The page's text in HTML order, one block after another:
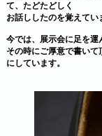
て、たどたどしく
お話ししたのを覚えてい
今では、展示会に足を運
その時にご厚意で書い
にしています。